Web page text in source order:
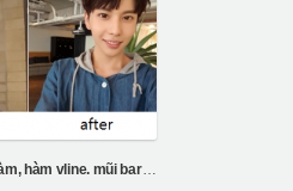
Phẫu thuật hai hàm, hàm vline. mũi barbie